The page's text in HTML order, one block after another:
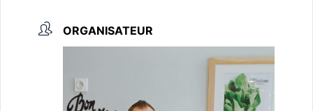
ORGANISATEUR